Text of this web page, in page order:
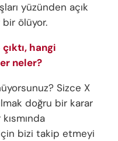
yüzünden açık
ölüyor.
hangi
neler?
Sizce X
doğru bir karar
bizi takip etmeyi